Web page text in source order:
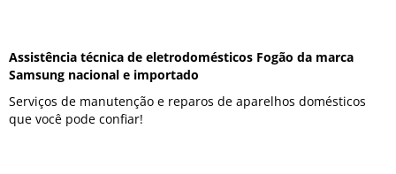
Assistência técnica de eletrodomésticos Fogão da marca
Samsung nacional e importado
Serviços de manutenção e reparos de aparelhos domésticos
que você pode confiar!